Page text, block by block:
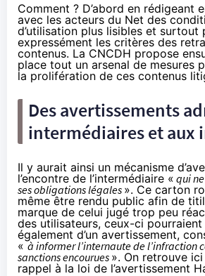
Comment ? D’abord en rédigeant
avec les acteurs du Net des
d’utilisation plus lisibles et surtout
expressément les critères des
contenus. La CNCDH propose
place tout un arsenal de mesures
la prolifération de ces contenus
Des avertissements
intermédiaires et aux
Il y aurait ainsi un mécanisme
l’encontre de l’intermédiaire « qui
ses obligations légales ». Ce carton
même être rendu public afin de
marque de celui jugé trop peu
des utilisateurs, ceux-ci
également d’un avertissement,
«à informer l’internaute de l’infraction
sanctions encourues ». On retrouve
rappel à la loi de l’avertissement